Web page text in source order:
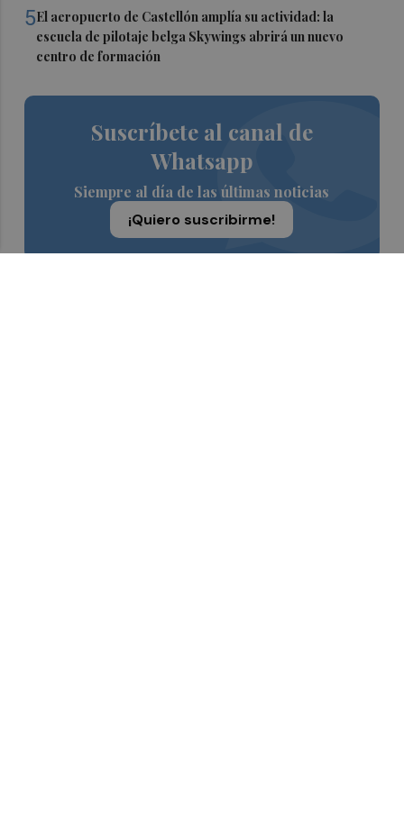
5El aeropuerto de Castellón amplía su actividad: la
escuela de pilotaje belga Skywings abrirá un nuevo
centro de formación
Suscríbete al canal de
Whatsapp
Siempre al día de las últimas noticias
¡Quiero suscribirme!